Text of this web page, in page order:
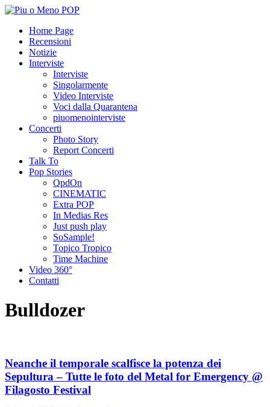
Home Page
Recensioni
Notizie
Interviste
Interviste
Singolarmente
Video Interviste
Voci dalla Quarantena
piuomenointerviste
Concerti
Photo Story
Report Concerti
Talk To
Pop Stories
QpdOn
CINEMATIC
Extra POP
In Medias Res
Just push play
SoSample!
Topico Tropico
Time Machine
Video 360°
Contatti
Bulldozer
Neanche il temporale scalfisce la potenza dei
Sepultura – Tutte le foto del Metal for Emergency @
Filagosto Festival